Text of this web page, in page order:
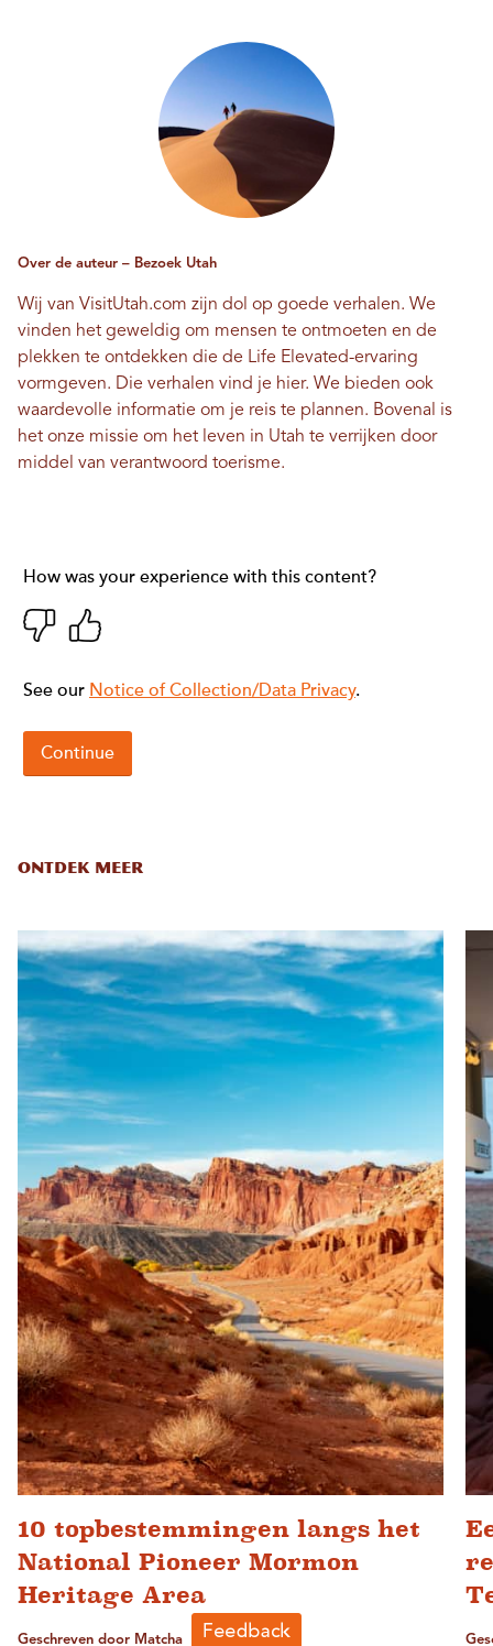
Over de auteur – Bezoek Utah
Wij van VisitUtah.com zijn dol op goede verhalen. We
vinden het geweldig om mensen te ontmoeten en de
plekken te ontdekken die de Life Elevated-ervaring
vormgeven. Die verhalen vind je hier. We bieden ook
waardevolle informatie om je reis te plannen. Bovenal is
het onze missie om het leven in Utah te verrijken door
middel van verantwoord toerisme.
ONTDEK MEER
10 topbestemmingen langs het
National Pioneer Mormon
Heritage Area
Geschreven door Matcha